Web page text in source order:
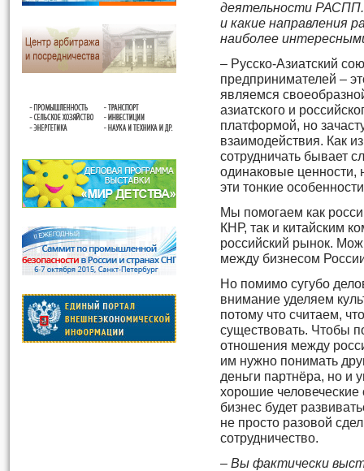
деятельности РАСПП.
и какие направления
наиболее
– Русско-Азиатский
предпринимателей –
являемся
азиатского и
платформой, но
взаимодействия. Как
сотрудничать бывает
одинаковые ценности,
эти тонкие
Мы помогаем как
КНР, так и китайским
российский рынок.
между бизнесом
Но помимо сугубо
внимание уделяем
потому что считаем,
существовать. Чтобы
отношения между
им нужно понимать
деньги партнёра, но и
хорошие человеческие
бизнес будет
не просто разовой
сотрудничество.
– Вы фактически